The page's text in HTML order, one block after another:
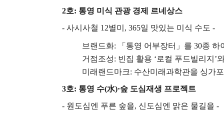
2호: 통영 미식 관광 경제 르네상스
- 사시사철 12별미 , 365일 맛있는 미식 수도 -
브랜드화: 「 통영 어부장터 」 를 30종 하
거점조성: 빈집 활용 ‘ 로컬 푸드빌리지 ’
미래랜드마크: 수산미래과학관을 싱가
3호: 통영 수(水)·숲 도심재생 프로젝트
- 원도심엔 푸른 숲을, 신도심엔 맑은 물길을 -